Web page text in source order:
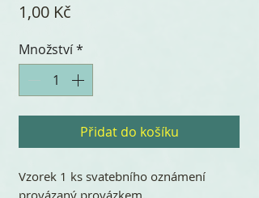
1,00 Kč
Množství*
Přidat do košíku
Vzorek 1 ks svatebního oznámení
provázaný provázkem.